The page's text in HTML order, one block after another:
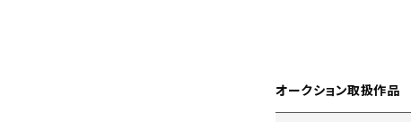
オークション取扱作品